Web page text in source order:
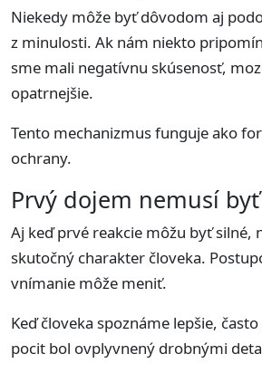
Niekedy môže byť dôvodom aj
z minulosti. Ak nám niekto
sme mali negatívnu skúsenosť,
opatrnejšie.
Tento mechanizmus funguje ako
ochrany.
Prvý dojem nemusí
Aj keď prvé reakcie môžu byť silné,
skutočný charakter človeka.
vnímanie môže meniť.
Keď človeka spoznáme lepšie,
pocit bol ovplyvnený drobnými